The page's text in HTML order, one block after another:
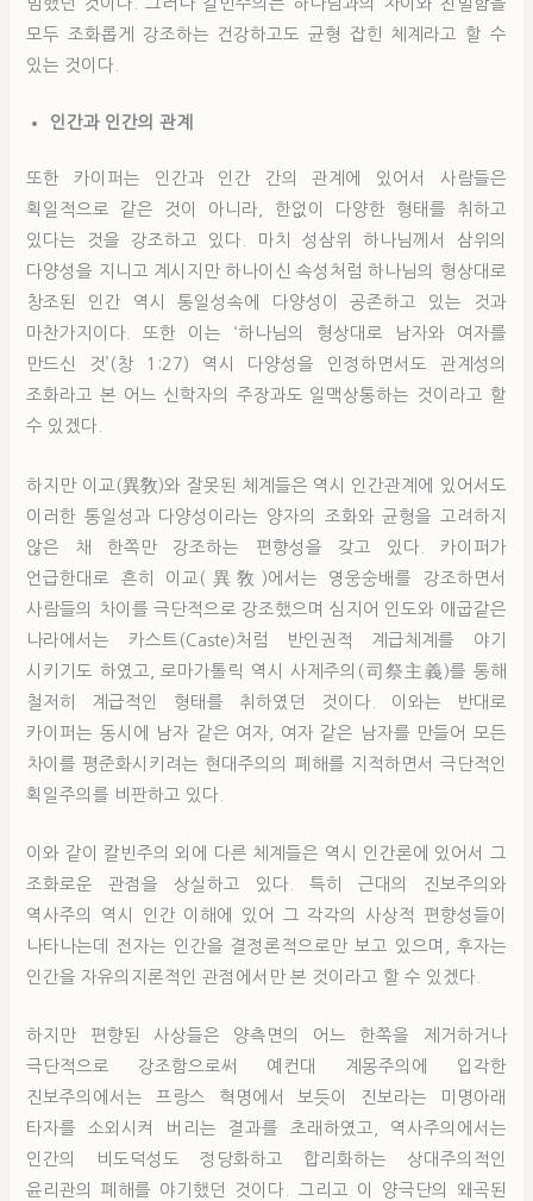
범했던 것이다. 그러나 칼빈주의는 하나님과의 차이와 친밀함을
모두 조화롭게 강조하는 건강하고도 균형 잡힌 체계라고 할 수
있는 것이다.
인간과 인간의 관계
또한 카이퍼는 인간과 인간 간의 관계에 있어서 사람들은
획일적으로 같은 것이 아니라, 한없이 다양한 형태를 취하고
있다는 것을 강조하고 있다. 마치 성삼위 하나님께서 삼위의
다양성을 지니고 계시지만 하나이신 속성처럼 하나님의 형상대로
창조된 인간 역시 통일성속에 다양성이 공존하고 있는 것과
마찬가지이다. 또한 이는 ‘하나님의 형상대로 남자와 여자를
만드신 것’(창 1:27) 역시 다양성을 인정하면서도 관계성의
조화라고 본 어느 신학자의 주장과도 일맥상통하는 것이라고 할
수 있겠다.
하지만 이교(異敎)와 잘못된 체계들은 역시 인간관계에 있어서도
이러한 통일성과 다양성이라는 양자의 조화와 균형을 고려하지
않은 채 한쪽만 강조하는 편향성을 갖고 있다. 카이퍼가
언급한대로 흔히 이교(異敎)에서는 영웅숭배를 강조하면서
사람들의 차이를 극단적으로 강조했으며 심지어 인도와 애굽같은
나라에서는 카스트(Caste)처럼 반인권적 계급체계를 야기
시키기도 하였고, 로마가톨릭 역시 사제주의(司祭主義)를 통해
철저히 계급적인 형태를 취하였던 것이다. 이와는 반대로
카이퍼는 동시에 남자 같은 여자, 여자 같은 남자를 만들어 모든
차이를 평준화시키려는 현대주의의 폐해를 지적하면서 극단적인
획일주의를 비판하고 있다.
이와 같이 칼빈주의 외에 다른 체계들은 역시 인간론에 있어서 그
조화로운 관점을 상실하고 있다. 특히 근대의 진보주의와
역사주의 역시 인간 이해에 있어 그 각각의 사상적 편향성들이
나타나는데 전자는 인간을 결정론적으로만 보고 있으며, 후자는
인간을 자유의지론적인 관점에서만 본 것이라고 할 수 있겠다.
하지만 편향된 사상들은 양측면의 어느 한쪽을 제거하거나
극단적으로 강조함으로써 예컨대 계몽주의에 입각한
진보주의에서는 프랑스 혁명에서 보듯이 진보라는 미명아래
타자를 소외시켜 버리는 결과를 초래하였고, 역사주의에서는
인간의 비도덕성도 정당화하고 합리화하는 상대주의적인
윤리관의 폐해를 야기했던 것이다. 그리고 이 양극단의 왜곡된